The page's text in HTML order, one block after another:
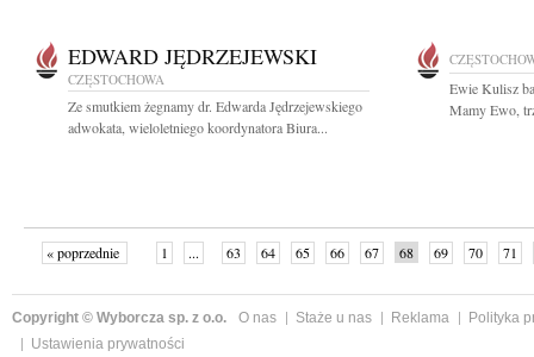
EDWARD JĘDRZEJEWSKI
CZĘSTOCHOWA
Ze smutkiem żegnamy dr. Edwarda Jędrzejewskiego
adwokata, wieloletniego koordynatora Biura...
Ewie Kulisz
Mamy Ewo,
« poprzednie 1 ... 63 64 65 66 67 68 69 70
71
Copyright © Wyborcza sp. z o.o. O nas Staże u nas Reklama
Polityka
Ustawienia prywatności